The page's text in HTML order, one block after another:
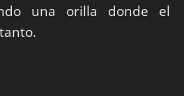
una orilla donde el